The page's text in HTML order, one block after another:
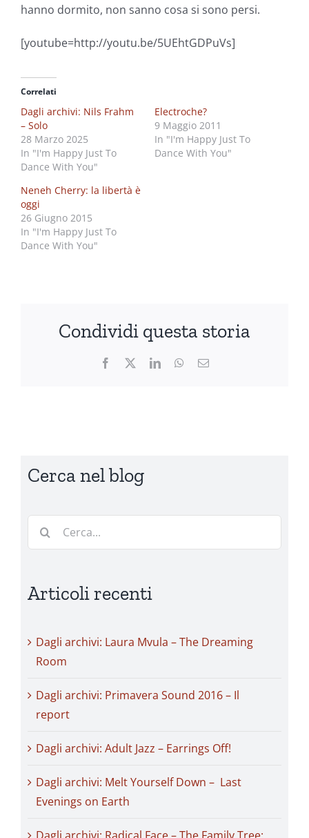
hanno dormito, non sanno cosa si sono persi.
[youtube=http://youtu.be/5UEhtGDPuVs]
Correlati
Dagli archivi: Nils Frahm
– Solo
28 Marzo 2025
In "I'm Happy Just To
Dance With You"
Electroche?
9 Maggio 2011
In "I'm Happy Just To
Dance With You"
Neneh Cherry: la libertà è
oggi
26 Giugno 2015
In "I'm Happy Just To
Dance With You"
Condividi questa storia
Facebook LinkedInWhatsApp
Email
Cerca nel blog
Cerca
Articoli recenti
Dagli archivi: Laura Mvula – The Dreaming
Room
Dagli archivi: Primavera Sound 2016 – Il
report
Dagli archivi: Adult Jazz – Earrings Off!
Dagli archivi: Melt Yourself Down – Last
Evenings on Earth